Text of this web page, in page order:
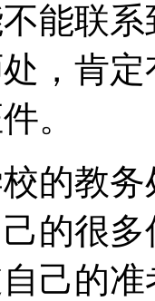
能联
，肯
。
的教
的很
己的